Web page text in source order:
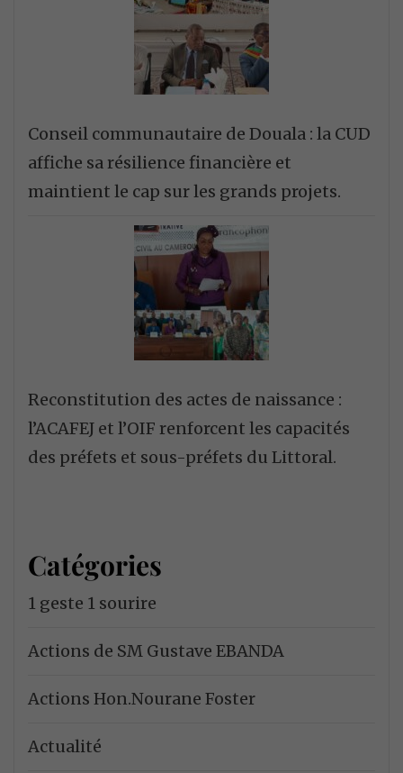
Conseil communautaire de Douala : la CUD
affiche sa résilience financière et
maintient le cap sur les grands projets.
Reconstitution des actes de naissance :
l’ACAFEJ et l’OIF renforcent les capacités
des préfets et sous-préfets du Littoral.
Catégories
1 geste 1 sourire
Actions de SM Gustave EBANDA
Actions Hon.Nourane Foster
Actualité